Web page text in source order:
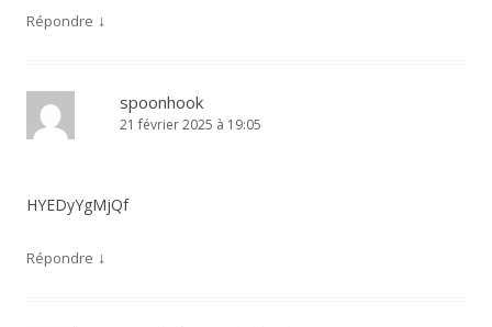
Répondre ↓
spoonhook
21 février 2025 à 19:05
HYEDyYgMjQf
Répondre ↓